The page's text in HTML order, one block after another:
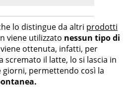
lo distingue da altri prodotti
viene utilizzato nessun tipo di
ottenuta, infatti, per
scremato il latte, lo si lascia in
permettendo così la